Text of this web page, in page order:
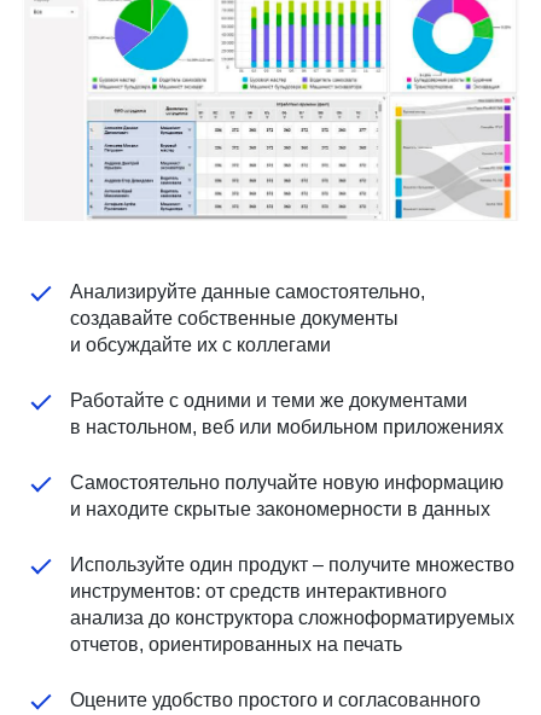
Анализируйте данные самостоятельно,
создавайте собственные документы
и обсуждайте их с коллегами
Работайте с одними и теми же документами
в настольном, веб или мобильном приложениях
Самостоятельно получайте новую информацию
и находите скрытые закономерности в данных
Используйте один продукт – получите множество
инструментов: от средств интерактивного
анализа до конструктора сложноформатируемых
отчетов, ориентированных на печать
Оцените удобство простого и согласованного